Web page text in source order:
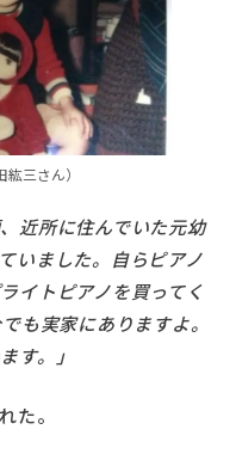
三さん）
近所に住んでいた元幼
いました。自らピアノ
イトピアノを買ってく
も実家にありますよ。
す。」
た。